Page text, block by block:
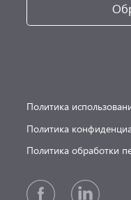
Политика
Политика
Политика обработки